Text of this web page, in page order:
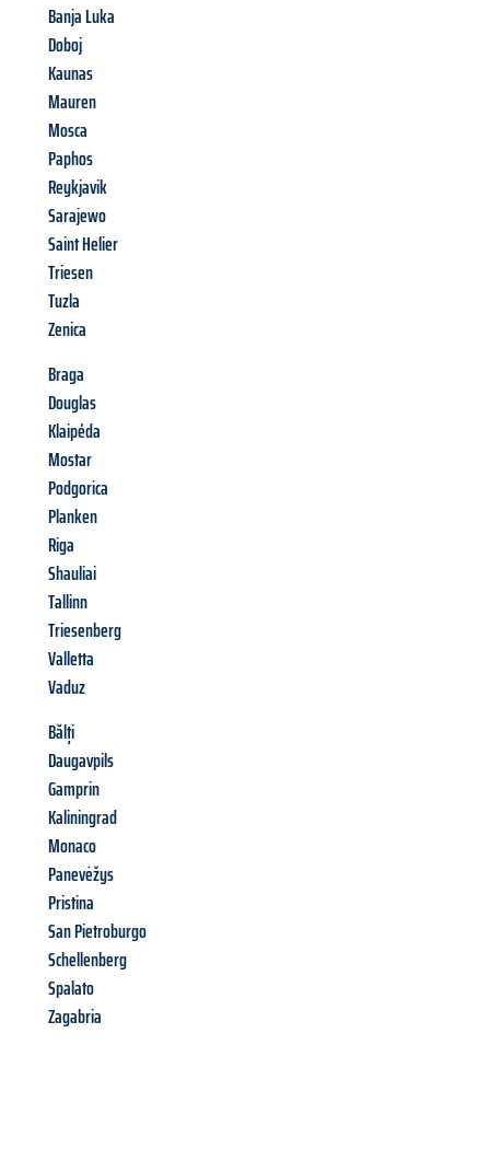
Banja Luka
Doboj
Kaunas
Mauren
Mosca
Paphos
Reykjavik
Sarajewo
Saint Helier
Triesen
Tuzla
Zenica
Braga
Douglas
Klaipéda
Mostar
Podgorica
Planken
Riga
Shauliai
Tallinn
Triesenberg
Valletta
Vaduz
Bălți
Daugavpils
Gamprin
Kaliningrad
Monaco
Panevėžys
Pristina
San Pietroburgo
Schellenberg
Spalato
Zagabria